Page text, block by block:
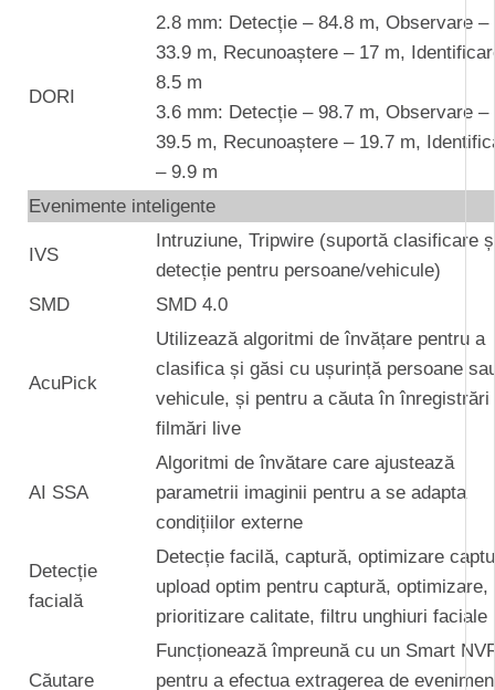
DORI
2.8 mm: Detecție – 84.8 m, Observare –
33.9 m, Recunoaștere – 17 m,
8.5 m
3.6 mm: Detecție – 98.7 m, Observare –
39.5 m, Recunoaștere – 19.7 m,
– 9.9 m
Evenimente inteligente
IVS
Intruziune, Tripwire (suportă clasificare
detecție pentru persoane/vehicule)
SMD
SMD 4.0
AcuPick
Utilizează algoritmi de învățare pentru a
clasifica și găsi cu ușurință persoane
vehicule, și pentru a căuta în înregistrări
filmări live
AI SSA
Algoritmi de învătare care ajustează
parametrii imaginii pentru a se adapta
condițiilor externe
Detecție
facială
Detecție facilă, captură, optimizare
upload optim pentru captură, optimizare,
prioritizare calitate, filtru unghiuri faciale
Căutare
Funcționează împreună cu un Smart
pentru a efectua extragerea de